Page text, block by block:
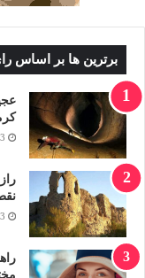
برترین ها بر اساس